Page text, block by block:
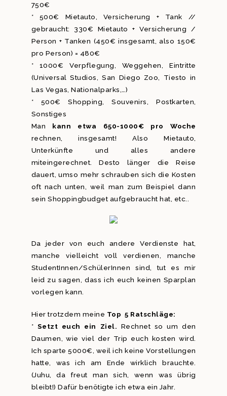
750€
* 500€ Mietauto, Versicherung + Tank //
gebraucht: 330€ Mietauto + Versicherung /
Person + Tanken (450€ insgesamt, also 150€
pro Person) = 480€
* 1000€ Verpflegung, Weggehen, Eintritte
(Universal Studios, San Diego Zoo, Tiesto in
Las Vegas, Nationalparks,…)
* 500€ Shopping, Souvenirs, Postkarten,
Sonstiges
Man kann etwa 650-1000€ pro Woche
rechnen, insgesamt! Also Mietauto,
Unterkünfte und alles andere
miteingerechnet. Desto länger die Reise
dauert, umso mehr schrauben sich die Kosten
oft nach unten, weil man zum Beispiel dann
sein Shoppingbudget aufgebraucht hat, etc..
Da jeder von euch andere Verdienste hat,
manche vielleicht voll verdienen, manche
StudentInnen/SchülerInnen sind, tut es mir
leid zu sagen, dass ich euch keinen Sparplan
vorlegen kann.
Hier trotzdem meine Top 5 Ratschläge:
* Setzt euch ein Ziel. Rechnet so um den
Daumen, wie viel der Trip euch kosten wird.
Ich sparte 5000€, weil ich keine Vorstellungen
hatte, was ich am Ende wirklich brauchte.
(Juhu, da freut man sich, wenn was übrig
bleibt!) Dafür benötigte ich etwa ein Jahr.